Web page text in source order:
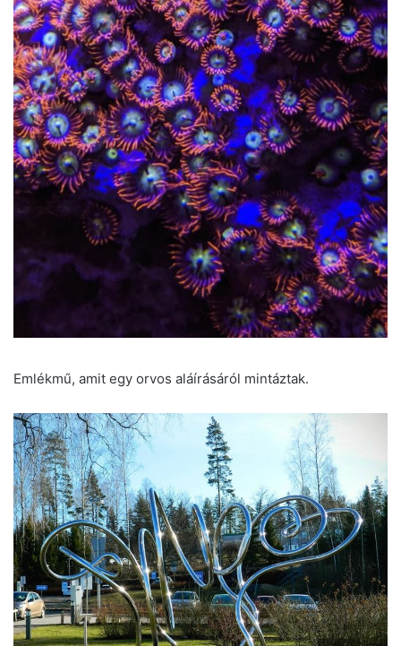
Emlékmű, amit egy orvos aláírásáról mintáztak.